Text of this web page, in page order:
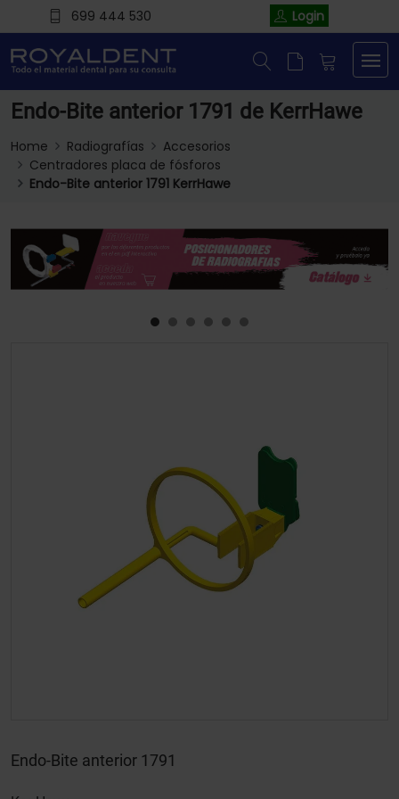
699 444 530 Login
Endo-Bite anterior 1791 de KerrHawe
Home Radiografías
Accesorios
Centradores placa de fósforos
Endo-Bite anterior 1791 KerrHawe
Endo-Bite anterior 1791